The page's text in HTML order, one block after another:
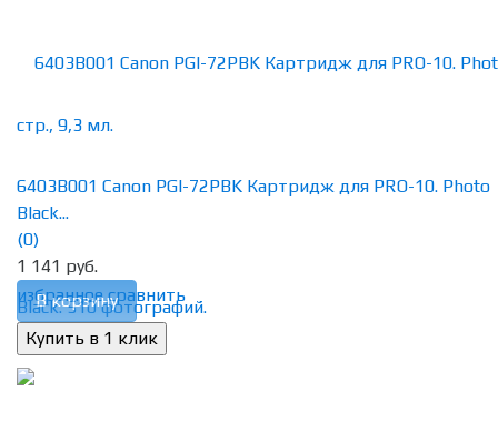
избранное сравнить
6403B001 Canon PGI-72PBK Картридж для PRO-10. Photo
Black...
(0)
1 141 руб.
В корзину